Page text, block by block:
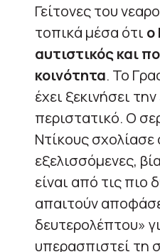
Γείτονες του
τοπικά μέσα ότι ο
αυτιστικός και
κοινότητα. Το
έχει ξεκινήσει
περιστατικό. Ο
Ντίκους σχολίασε
εξελισσόμενες,
είναι από τις πιο
απαιτούν
δευτερολέπτου»
υπερασπιστεί τη